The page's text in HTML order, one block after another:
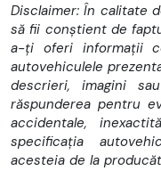
Disclaimer: În calitate
să fii conștient de
a-ți oferi informații
autovehiculele
descrieri, imagini
răspunderea pentru
accidentale,
specificația
acesteia de la